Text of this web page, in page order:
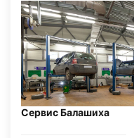
Сервис Балашиха